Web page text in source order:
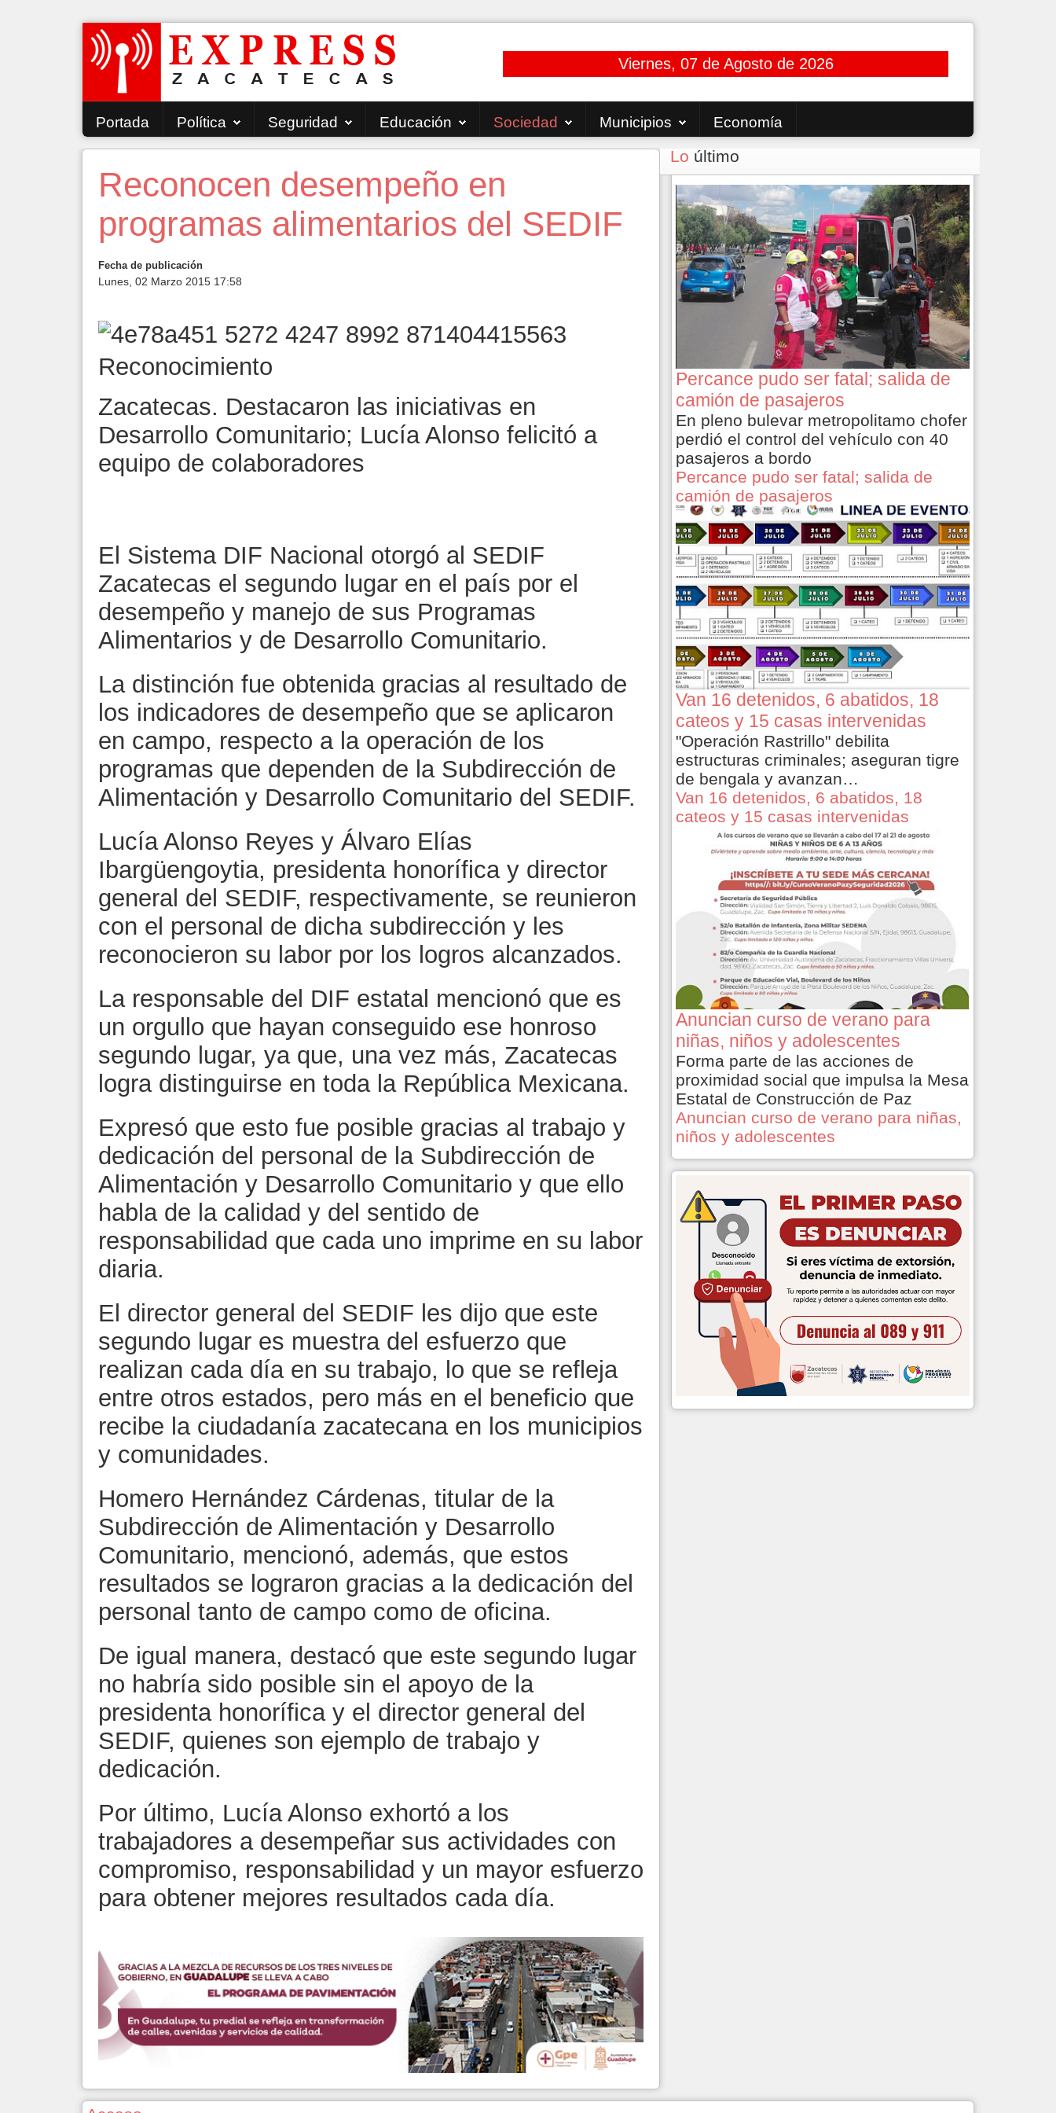
Viernes, 07 de Agosto de 2026
Portada Política Seguridad Educación Sociedad Municipios Economía
Reconocen desempeño en
programas alimentarios del SEDIF
Fecha de publicación
Lunes, 02 Marzo 2015 17:58
Reconocimiento
Zacatecas. Destacaron las iniciativas en
Desarrollo Comunitario; Lucía Alonso felicitó a
equipo de colaboradores
El Sistema DIF Nacional otorgó al SEDIF
Zacatecas el segundo lugar en el país por el
desempeño y manejo de sus Programas
Alimentarios y de Desarrollo Comunitario.
La distinción fue obtenida gracias al resultado de
los indicadores de desempeño que se aplicaron
en campo, respecto a la operación de los
programas que dependen de la Subdirección de
Alimentación y Desarrollo Comunitario del SEDIF.
Lucía Alonso Reyes y Álvaro Elías
Ibargüengoytia, presidenta honorífica y director
general del SEDIF, respectivamente, se reunieron
con el personal de dicha subdirección y les
reconocieron su labor por los logros alcanzados.
La responsable del DIF estatal mencionó que es
un orgullo que hayan conseguido ese honroso
segundo lugar, ya que, una vez más, Zacatecas
logra distinguirse en toda la República Mexicana.
Expresó que esto fue posible gracias al trabajo y
dedicación del personal de la Subdirección de
Alimentación y Desarrollo Comunitario y que ello
habla de la calidad y del sentido de
responsabilidad que cada uno imprime en su labor
diaria.
El director general del SEDIF les dijo que este
segundo lugar es muestra del esfuerzo que
realizan cada día en su trabajo, lo que se refleja
entre otros estados, pero más en el beneficio que
recibe la ciudadanía zacatecana en los municipios
y comunidades.
Homero Hernández Cárdenas, titular de la
Subdirección de Alimentación y Desarrollo
Comunitario, mencionó, además, que estos
resultados se lograron gracias a la dedicación del
personal tanto de campo como de oficina.
De igual manera, destacó que este segundo lugar
no habría sido posible sin el apoyo de la
presidenta honorífica y el director general del
SEDIF, quienes son ejemplo de trabajo y
dedicación.
Por último, Lucía Alonso exhortó a los
trabajadores a desempeñar sus actividades con
compromiso, responsabilidad y un mayor esfuerzo
para obtener mejores resultados cada día.
Lo último
Percance pudo ser fatal; salida de
camión de pasajeros
En pleno bulevar metropolitamo chofer
perdió el control del vehículo con 40
pasajeros a bordo
Percance pudo ser fatal; salida de
camión de pasajeros
Van 16 detenidos, 6 abatidos, 18
cateos y 15 casas intervenidas
"Operación Rastrillo" debilita
estructuras criminales; aseguran tigre
de bengala y avanzan…
Van 16 detenidos, 6 abatidos, 18
cateos y 15 casas intervenidas
Anuncian curso de verano para
niñas, niños y adolescentes
Forma parte de las acciones de
proximidad social que impulsa la Mesa
Estatal de Construcción de Paz
Anuncian curso de verano para niñas,
niños y adolescentes